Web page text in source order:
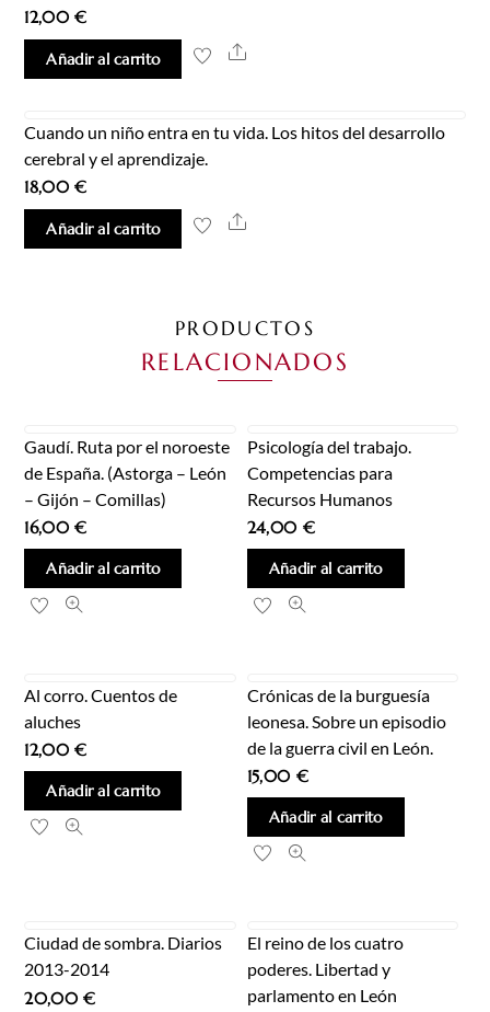
12,00€
Añadir al carrito Share
Cuando un niño entra en tu vida. Los hitos del desarrollo
cerebral y el aprendizaje.
18,00€
Añadir al carrito Share
PRODUCTOS
RELACIONADOS
Gaudí. Ruta por el noroeste
de España. (Astorga – León
– Gijón – Comillas)
16,00€
Añadir al carrito
Psicología del trabajo.
Competencias para
Recursos Humanos
24,00 €
Añadir al carrito
Al corro. Cuentos de
aluches
12,00€
Añadir al carrito
Crónicas de la burguesía
leonesa. Sobre un episodio
de la guerra civil en León.
15,00 €
Añadir al carrito
Ciudad de sombra. Diarios
2013-2014
20,00€
El reino de los cuatro
poderes. Libertad y
parlamento en León